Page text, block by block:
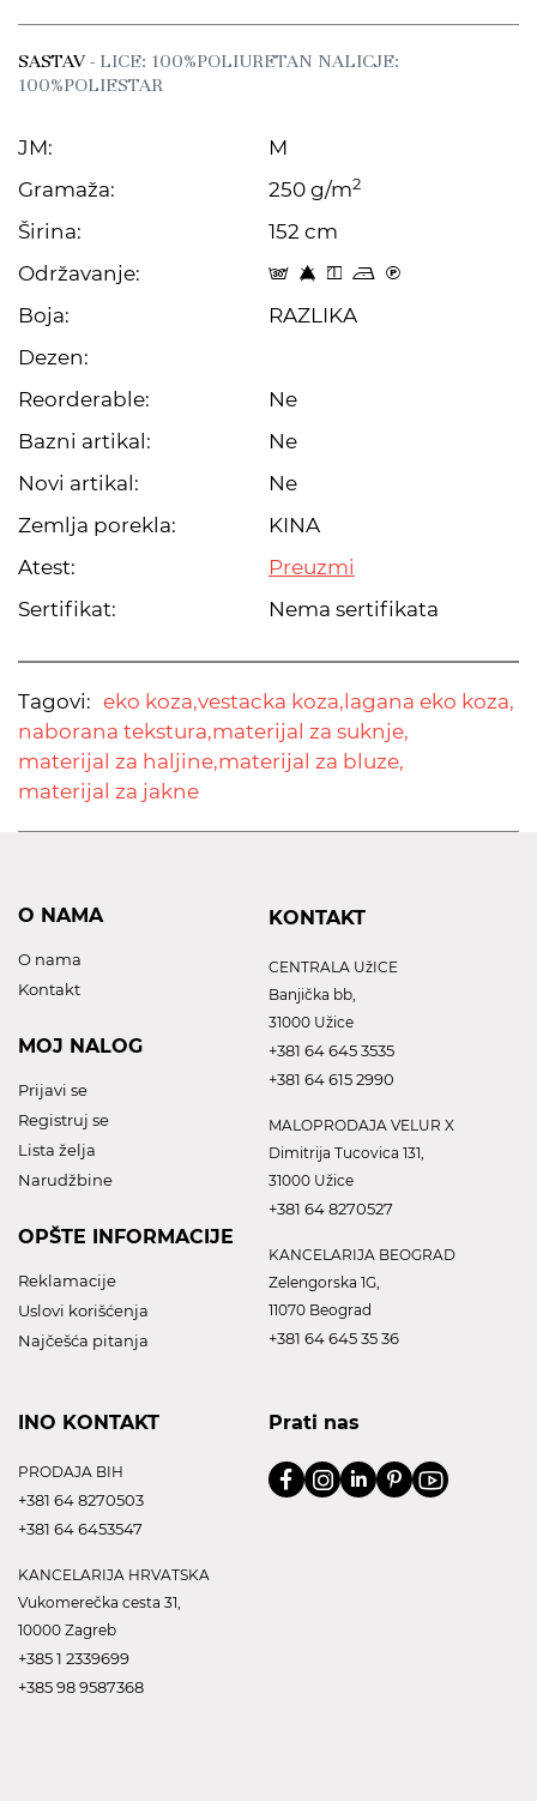
SASTAV- LICE: 100%POLIURETAN NALICJE:
100%POLIESTAR
JM:
M
Gramaža:
250 g/m2
Širina:
152 cm
Održavanje:
s 8 y o C
Boja:
RAZLIKA
Dezen:
Reorderable:
Ne
Bazni artikal:
Ne
Novi artikal:
Ne
Zemlja porekla:
KINA
Atest:
Preuzmi
Sertifikat:
Nema sertifikata
Tagovi: eko koza,vestacka koza, lagana eko koza,
naborana tekstura,materijal za suknje,
materijal za haljine,materijal za bluze,
materijal za jakne
O NAMA
O nama
Kontakt
MOJ NALOG
Prijavi se
Registruj se
Lista želja
Narudžbine
OPŠTE INFORMACIJE
Reklamacije
Uslovi korišćenja
Najčešća pitanja
KONTAKT
CENTRALA UžICE
Banjička bb,
31000 Užice
+381 64 645 3535
+381 64 615 2990
MALOPRODAJA VELUR X
Dimitrija Tucovica 131,
31000 Užice
+381 64 8270527
KANCELARIJA BEOGRAD
Zelengorska 1G,
11070 Beograd
+381 64 645 35 36
INO KONTAKT
PRODAJA BIH
+381 64 8270503
+381 64 6453547
KANCELARIJA HRVATSKA
Vukomerečka cesta 31,
10000 Zagreb
+385 1 2339699
+385 98 9587368
Prati nas